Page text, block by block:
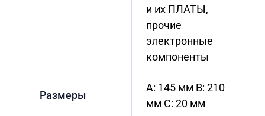
и их ПЛАТЫ,
прочие
электронные
компоненты
Размеры
A: 145 мм B: 210
мм C: 20 мм